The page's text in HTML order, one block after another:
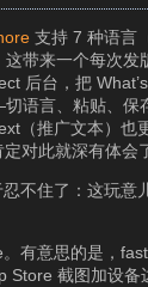
支持 7 种语言
带来一个每次发
后台，把
语言、粘贴、保
（推广文本）也
对此就深有体会
不住了：这玩意
有意思的是，
截图加设备